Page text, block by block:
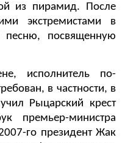
из пирамид. После
экстремистами в
песню, посвященную
исполнитель по-
в частности, в
Рыцарский крест
премьер-министра
го президент Жак